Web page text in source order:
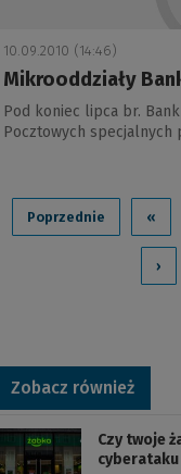
10.09.2010 (14:46)
Mikrooddziały
Pod koniec lipca br.
Pocztowych
Poprzednie «
›
Zobacz również
Czy twoje
cyberataku